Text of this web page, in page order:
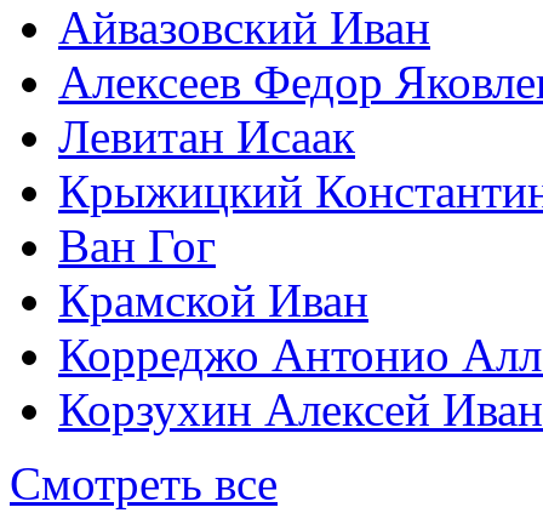
Айвазовский Иван
Алексеев Федор
Левитан Исаак
Крыжицкий
Ван Гог
Крамской Иван
Корреджо Антонио
Корзухин Алексей
Смотреть все